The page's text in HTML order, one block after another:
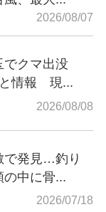
2026/08/07
でクマ出没
情報 現...
2026/08/08
で発見…釣り
の中に骨...
2026/07/18